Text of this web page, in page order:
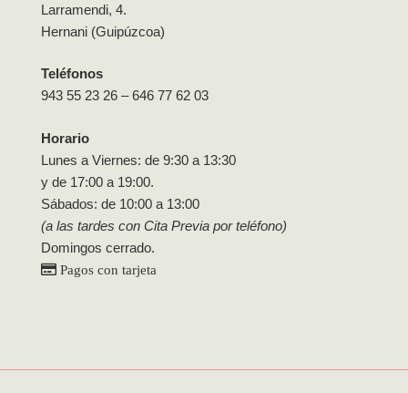
Larramendi, 4.
Hernani (Guipúzcoa)
Teléfonos
943 55 23 26 – 646 77 62 03
Horario
Lunes a Viernes: de 9:30 a 13:30
y de 17:00 a 19:00.
Sábados: de 10:00 a 13:00
(a las tardes con Cita Previa por teléfono)
Domingos cerrado.
Pagos con tarjeta